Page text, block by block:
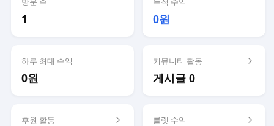
1 0원
하루 최대 수익
0원
커뮤니티 활동
게시글 0
후원 활동 룰렛 수익